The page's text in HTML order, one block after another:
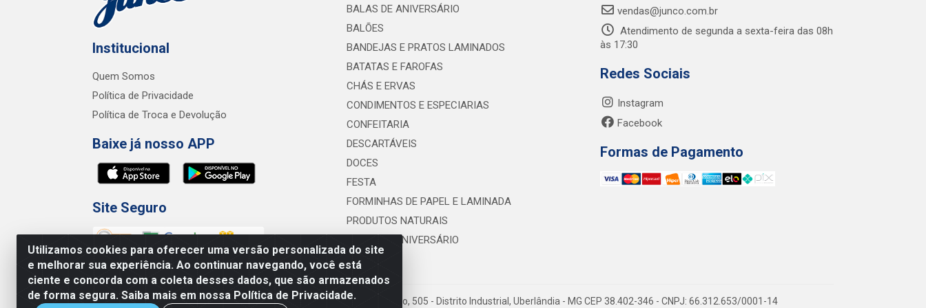
Utilizamos cookies para oferecer uma versão personalizada do site
e melhorar sua experiência. Ao continuar navegando, você está
ciente e concorda com a coleta desses dados, que são armazenados
de forma segura. Saiba mais em nossa Política de Privacidade.
Institucional
Quem Somos
Política de Privacidade
Política de Troca e Devolução
Baixe já nosso APP
Site Seguro
BALAS DE ANIVERSÁRIO
BALÕES
BANDEJAS E PRATOS LAMINADOS
BATATAS E FAROFAS
CHÁS E ERVAS
CONDIMENTOS E ESPECIARIAS
CONFEITARIA
DESCARTÁVEIS
DOCES
FESTA
FORMINHAS DE PAPEL E LAMINADA
PRODUTOS NATURAIS
VELAS DE ANIVERSÁRIO
vendas@junco.com.br
Atendimento de segunda a sexta-feira das 08h
às 17:30
Redes Sociais
Instagram
Facebook
Formas de Pagamento
Junco Industria e Comercio Ltda - R. Lineu Anterino Mariano, 505 - Distrito Industrial, Uberlândia - MG CEP 38.402-346 - CNPJ: 66.312.653/0001-14